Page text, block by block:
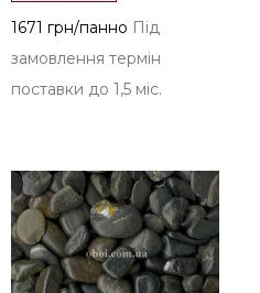
1671 грн/панно Під
замовлення термін
поставки до 1,5 міс.